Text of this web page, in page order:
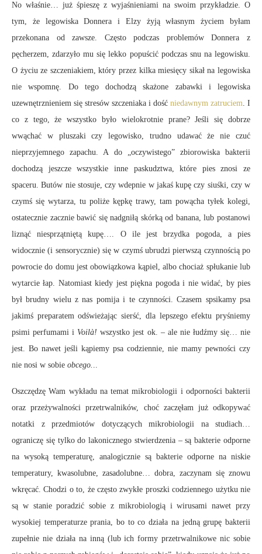
No właśnie… już śpieszę z wyjaśnieniami na swoim przykładzie. O
tym, że legowiska Donnera i Elzy żyją własnym życiem byłam
przekonana od zawsze. Często podczas problemów Donnera z
pęcherzem, zdarzyło mu się lekko popuścić podczas snu na legowisku.
O życiu ze szczeniakiem, który przez kilka miesięcy sikał na legowiska
nie wspomnę. Do tego dochodzą skażone zabawki i legowiska
uzewnętrznieniem się stresów szczeniaka i dość niedawnym zatruciem. I
co z tego, że wszystko było wielokrotnie prane? Jeśli się dobrze
wwąchać w pluszaki czy legowisko, trudno udawać że nie czuć
nieprzyjemnego zapachu. A do „oczywistego” zbiorowiska bakterii
dochodzą jeszcze wszystkie inne paskudztwa, które pies znosi ze
spaceru. Butów nie stosuje, czy wdepnie w jakaś kupę czy siuśki, czy w
czymś się wytarza, tu poliże kępkę trawy, tam powącha tyłek kolegi,
ostatecznie zacznie bawić się nadgniłą skórką od banana, lub postanowi
liznąć niesprzątniętą kupę…. O ile jest brzydka pogoda, a pies
widocznie (i sensorycznie) się w czymś ubrudzi pierwszą czynnością po
powrocie do domu jest obowiązkowa kąpiel, albo chociaż spłukanie lub
wytarcie łap. Natomiast kiedy jest piękna pogoda i nie widać, by pies
był brudny wielu z nas pomija i te czynności. Czasem spsikamy psa
jakimś preparatem odświeżając sierść, dla lepszego efektu pryśniemy
psimi perfumami i Voilà! wszystko jest ok. – ale nie łudźmy się… nie
jest. Bo nawet jeśli kąpiemy psa codziennie, nie mamy pewności czy
nie nosi w sobie obcego. ..
Oszczędzę Wam wykładu na temat mikrobiologii i odporności bakterii
oraz przeżywalności przetrwalników, choć zaczęłam już odkopywać
notatki z przedmiotów dotyczących mikrobiologii na studiach…
ograniczę się tylko do lakonicznego stwierdzenia – są bakterie odporne
na wysoką temperaturę, analogicznie są bakterie odporne na niskie
temperatury, kwasolubne, zasadolubne… dobra, zaczynam się znowu
wkręcać. Chodzi o to, że często zwykłe proszki codziennego użytku nie
są w stanie poradzić sobie z mikrobiologią i wirusami nawet przy
wysokiej temperaturze prania, bo to co działa na jedną grupę bakterii
zupełnie nie działa na inną (lub ich formy przetrwalnikowe nic sobie